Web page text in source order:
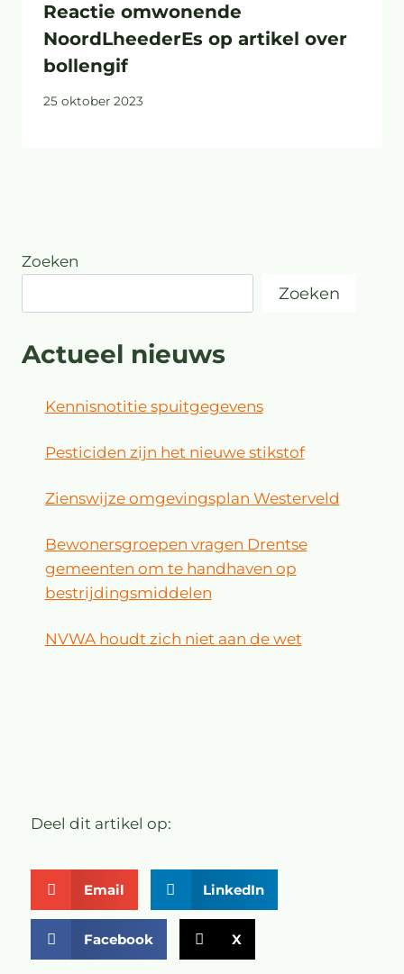
Reactie omwonende
NoordLheederEs op artikel over
bollengif
25 oktober 2023
Zoeken
Zoeken
Actueel nieuws
Kennisnotitie spuitgegevens
Pesticiden zijn het nieuwe stikstof
Zienswijze omgevingsplan Westerveld
Bewonersgroepen vragen Drentse
gemeenten om te handhaven op
bestrijdingsmiddelen
NVWA houdt zich niet aan de wet
Deel dit artikel op:
Email LinkedIn
Facebook X